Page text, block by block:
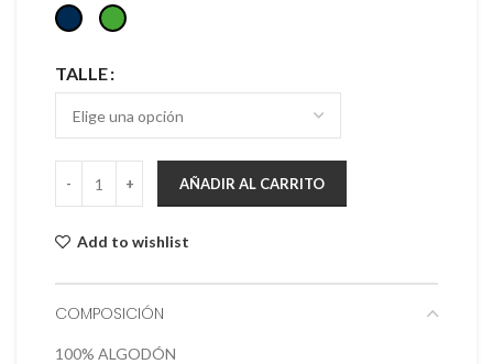
TALLE
AÑADIR AL CARRITO
Add to wishlist
COMPOSICIÓN
100% ALGODÓN